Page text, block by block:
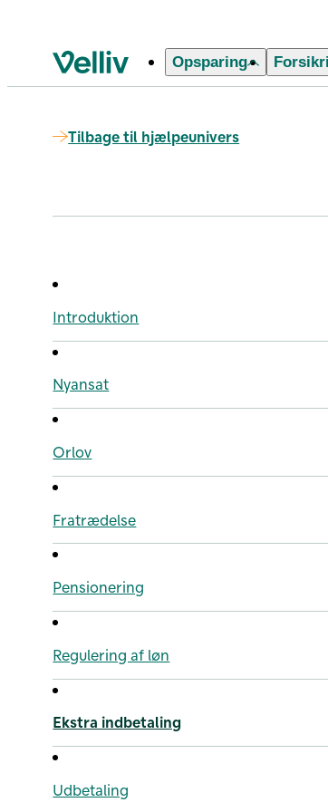
Velliv startside
Opsparing
Tilbage til hjælpeunivers
Introduktion
Nyansat
Orlov
Fratrædelse
Pensionering
Regulering af løn
Ekstra indbetaling
Udbetaling